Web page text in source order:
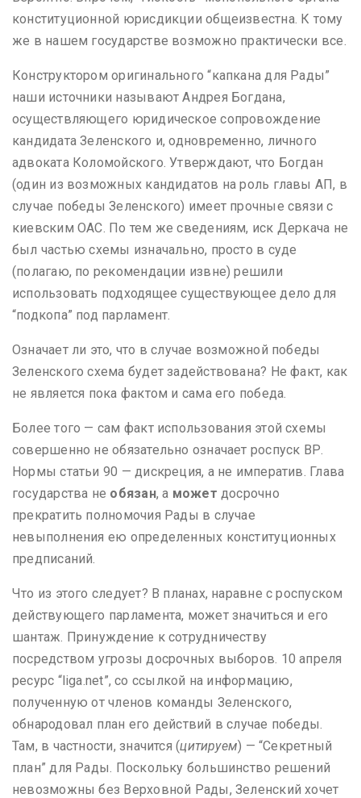
конституционной юрисдикции общеизвестна. К тому
же в нашем государстве возможно практически все.
Конструктором оригинального “капкана для Рады”
наши источники называют Андрея Богдана,
осуществляющего юридическое сопровождение
кандидата Зеленского и, одновременно, личного
адвоката Коломойского. Утверждают, что Богдан
(один из возможных кандидатов на роль главы АП, в
случае победы Зеленского) имеет прочные связи с
киевским ОАС. По тем же сведениям, иск Деркача не
был частью схемы изначально, просто в суде
(полагаю, по рекомендации извне) решили
использовать подходящее существующее дело для
“подкопа” под парламент.
Означает ли это, что в случае возможной победы
Зеленского схема будет задействована? Не факт, как
не является пока фактом и сама его победа.
Более того — сам факт использования этой схемы
совершенно не обязательно означает роспуск ВР.
Нормы статьи 90 — дискреция, а не императив. Глава
государства не обязан, а может досрочно
прекратить полномочия Рады в случае
невыполнения ею определенных конституционных
предписаний.
Что из этого следует? В планах, наравне с роспуском
действующего парламента, может значиться и его
шантаж. Принуждение к сотрудничеству
посредством угрозы досрочных выборов. 10 апреля
ресурс “liga.net”, со ссылкой на информацию,
полученную от членов команды Зеленского,
обнародовал план его действий в случае победы.
Там, в частности, значится (цитируем) — “Секретный
план” для Рады. Поскольку большинство решений
невозможны без Верховной Рады, Зеленский хочет